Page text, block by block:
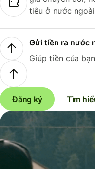
tiêu ở nước
Gửi tiền ra nước
Giúp tiền của
Đăng ký Tìm